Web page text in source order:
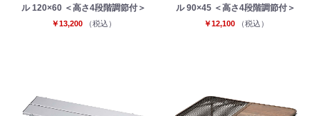
ル 120×60 ＜高さ4段階調節付＞
￥13,200 （税込）
ル 90×45 ＜高さ4段階調節付＞
￥12,100 （税込）